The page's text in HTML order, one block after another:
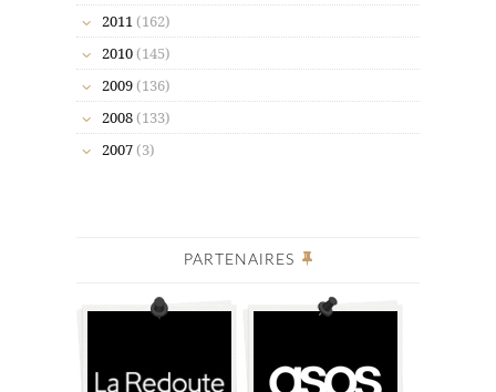
2011 (162)
2010 (145)
2009 (136)
2008 (133)
2007 (3)
PARTENAIRES